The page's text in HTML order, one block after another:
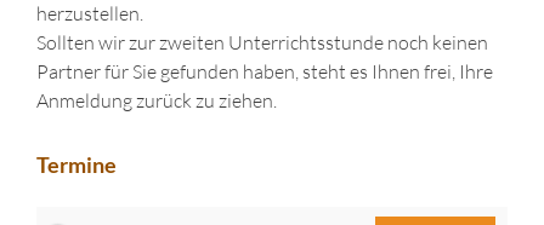
herzustellen.
Sollten wir zur zweiten Unterrichtsstunde noch keinen
Partner für Sie gefunden haben, steht es Ihnen frei, Ihre
Anmeldung zurück zu ziehen.
Termine